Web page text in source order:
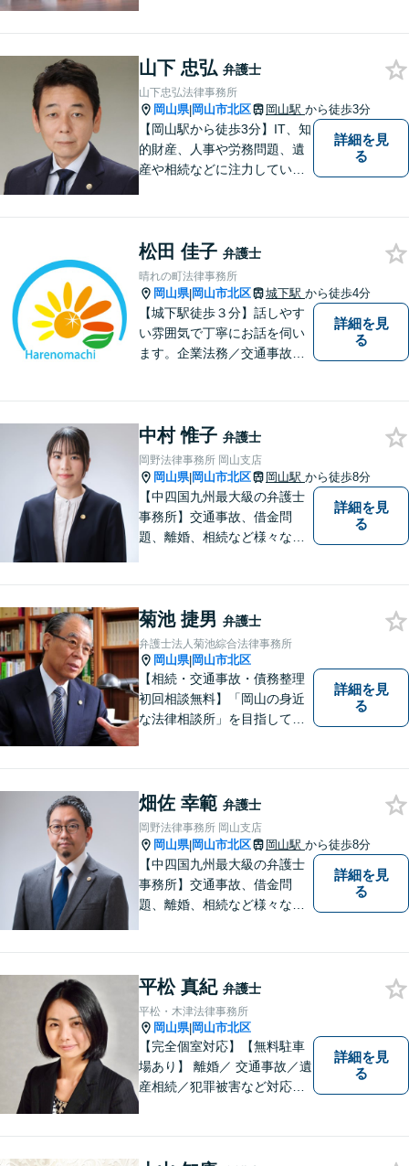
山下 忠弘 弁護士
山下忠弘法律事務所
岡山県|岡山市北区 岡山駅 から徒歩3分
【岡山駅から徒歩3分】IT、知
的財産、人事や労務問題、遺
産や相続などに注力していま
相談ください。依頼者さまの
サポートができるよう努めて
まいります。
詳細を見
る
松田 佳子 弁護士
晴れの町法律事務所
岡山県|岡山市北区 城下駅 から徒歩4分
【城下駅徒歩３分】話しやす
い雰囲気で丁寧にお話を伺い
ます。企業法務／交通事故／
詳細を見
る
中村 惟子 弁護士
岡野法律事務所 岡山支店
岡山県|岡山市北区 岡山駅 から徒歩8分
【中四国九州最大級の弁護士
事務所】交通事故、借金問
題、離婚、相続など様々な問
い！
詳細を見
る
菊池 捷男 弁護士
弁護士法人菊池綜合法律事務所
岡山県|岡山市北区
【相続・交通事故・債務整理
初回相談無料】「岡山の身近
な法律相談所」を目指してい
んなささいなことでも構いま
せん。お気軽にご相談くださ
い。【土曜日も受付可能】
【専用駐車場あり】
詳細を見
る
畑佐 幸範 弁護士
岡野法律事務所 岡山支店
岡山県|岡山市北区 岡山駅 から徒歩8分
【中四国九州最大級の弁護士
事務所】交通事故、借金問
題、離婚、相続など様々な問
い！
詳細を見
る
平松 真紀 弁護士
平松・木津法律事務所
岡山県|岡山市北区
【完全個室対応】【無料駐車
場あり】 離婚／ 交通事故／遺
産相続／犯罪被害など対応可
詳細を見
る